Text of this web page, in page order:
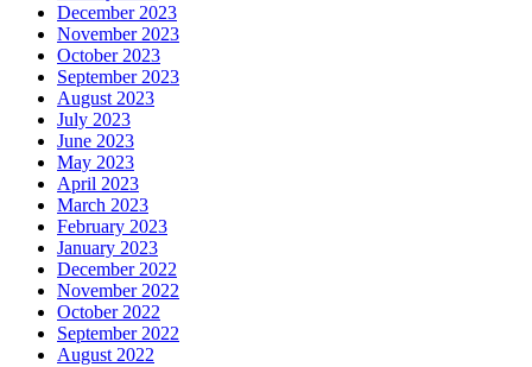
December 2023
November 2023
October 2023
September 2023
August 2023
July 2023
June 2023
May 2023
April 2023
March 2023
February 2023
January 2023
December 2022
November 2022
October 2022
September 2022
August 2022